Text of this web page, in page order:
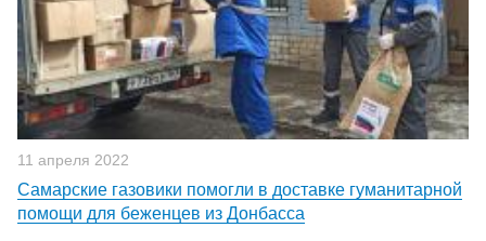
11 апреля 2022
Самарские газовики помогли в доставке гуманитарной
помощи для беженцев из Донбасса